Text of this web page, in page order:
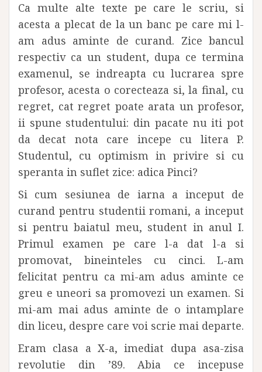
Ca multe alte texte pe care le scriu, si
acesta a plecat de la un banc pe care mi l-
am adus aminte de curand. Zice bancul
respectiv ca un student, dupa ce termina
examenul, se indreapta cu lucrarea spre
profesor, acesta o corecteaza si, la final, cu
regret, cat regret poate arata un profesor,
ii spune studentului: din pacate nu iti pot
da decat nota care incepe cu litera P.
Studentul, cu optimism in privire si cu
speranta in suflet zice: adica Pinci?
Si cum sesiunea de iarna a inceput de
curand pentru studentii romani, a inceput
si pentru baiatul meu, student in anul I.
Primul examen pe care l-a dat l-a si
promovat, bineinteles cu cinci. L-am
felicitat pentru ca mi-am adus aminte ce
greu e uneori sa promovezi un examen. Si
mi-am mai adus aminte de o intamplare
din liceu, despre care voi scrie mai departe.
Eram clasa a X-a, imediat dupa asa-zisa
revolutie din ’89. Abia ce incepuse